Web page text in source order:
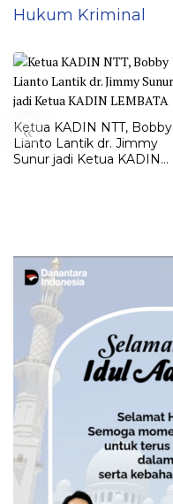
Hukum Kriminal
«
Ketua KADIN NTT, Bobby
Lianto Lantik dr. Jimmy
Sunur jadi Ketua KADIN